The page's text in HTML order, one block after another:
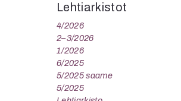
Lehtiarkistot
4/2026
2–3/2026
1/2026
6/2025
5/2025 saame
5/2025